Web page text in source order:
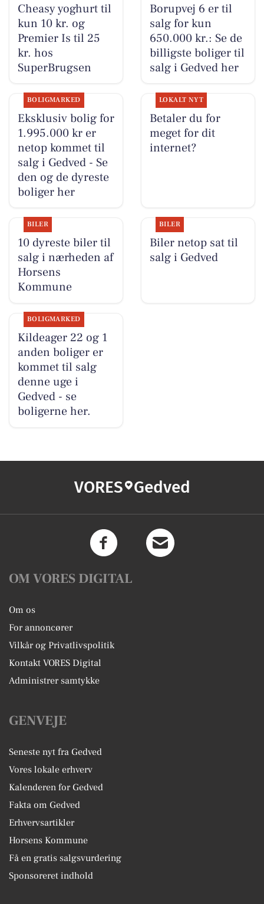
Cheasy yoghurt til
kun 10 kr. og
Premier Is til 25
kr. hos
SuperBrugsen
Borupvej 6 er til
salg for kun
650.000 kr.: Se de
billigste boliger til
salg i Gedved her
BOLIGMARKED
Eksklusiv bolig for
1.995.000 kr er
netop kommet til
salg i Gedved - Se
den og de dyreste
boliger her
LOKALT NYT
Betaler du for
meget for dit
internet?
BILER
10 dyreste biler til
salg i nærheden af
Horsens
Kommune
BILER
Biler netop sat til
salg i Gedved
BOLIGMARKED
Kildeager 22 og 1
anden boliger er
kommet til salg
denne uge i
Gedved - se
boligerne her.
VORES Gedved
OM VORES DIGITAL
Om os
For annoncører
Vilkår og Privatlivspolitik
Kontakt VORES Digital
Administrer samtykke
GENVEJE
Seneste nyt fra Gedved
Vores lokale erhverv
Kalenderen for Gedved
Fakta om Gedved
Erhvervsartikler
Horsens Kommune
Få en gratis salgsvurdering
Sponsoreret indhold